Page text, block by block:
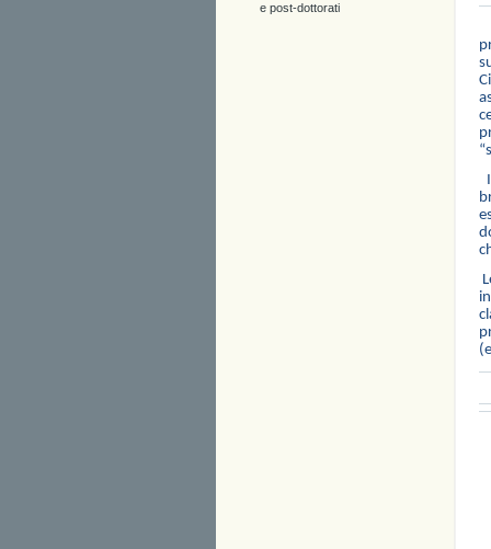
e post-dottorati